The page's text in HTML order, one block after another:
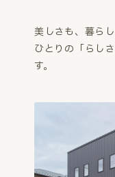
美しさも、暮らし
ひとりの「らし
す。